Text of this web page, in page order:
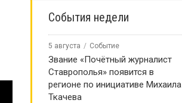
События недели
5 августа Событие
Звание «Почётный журналист
Ставрополья» появится в
регионе по инициативе Михаила
Ткачева